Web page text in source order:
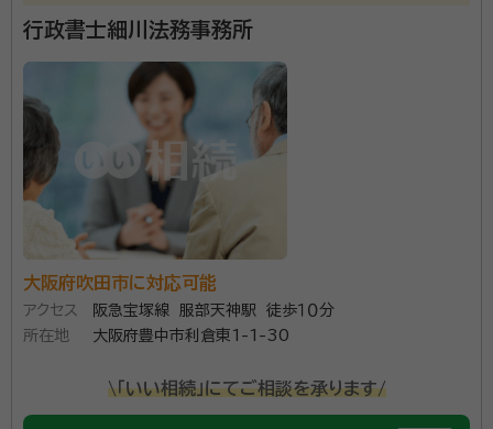
事務所口コミ（抜粋）：
account_circle 満足度 4.0
ご利用時期：2026/3
自宅迄来て頂いて助かりました。説明もわかりやすくこちらのいろいろな
疑問もわかりやすくお答えして頂きました。
契約後の感想
電話で気軽に対応して頂けるしこちらの疑問もわかりやすくお答えして
頂きました
分の便利な場所にあります。 1995年より相続業務に従
事し実績は27年以上。主な業務内容は遺言作成や遺産
許認可申請などもおこなっています。 当事務所では、い
ただいたご依頼はすぐに着手し迅速な対応を心がけて
行政書士細川法務事務所
大阪府吹田市に対応可能
アクセス
阪急宝塚線 服部天神駅 徒歩１０分
所在地
大阪府豊中市利倉東1-1-30
\「いい相続」にてご相談を承ります/